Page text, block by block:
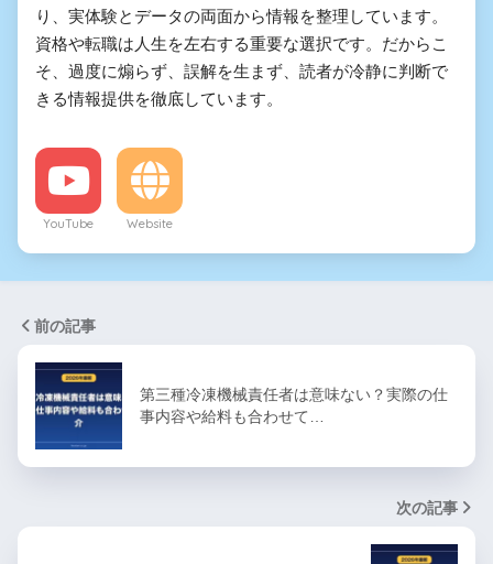
り、実体験とデータの両面から情報を整理しています。
資格や転職は人生を左右する重要な選択です。だからこ
そ、過度に煽らず、誤解を生まず、読者が冷静に判断で
きる情報提供を徹底しています。
YouTube Website
前の記事
第三種冷凍機械責任者は意味ない？実際の仕
事内容や給料も合わせて…
次の記事